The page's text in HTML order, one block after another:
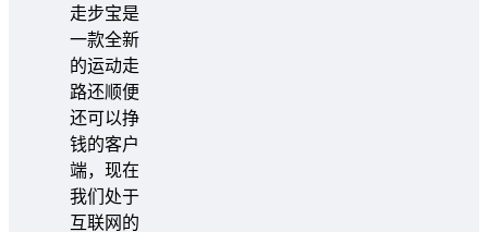
走步宝是
一款全新
的运动走
路还顺便
还可以挣
钱的客户
端，现在
我们处于
互联网的